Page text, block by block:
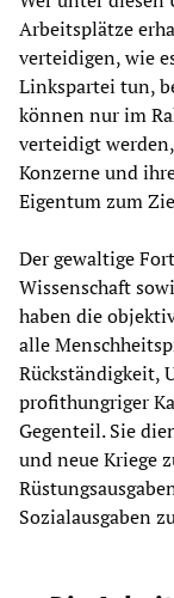
Arbeitsplätze
verteidigen, wie
Linkspartei tun,
können nur im
verteidigt
Konzerne und
Eigentum zum
Der gewaltige
Wissenschaft
haben die
alle
Rückständigkeit,
profithungriger
Gegenteil. Sie
und neue Kriege
Sozialausgaben